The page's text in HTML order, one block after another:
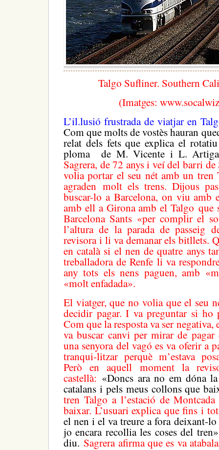
Talgo Sufliner. Southern
(Imatges:
L’il.lusió frustrada de viatjar en
Com que molts de vostès hauran
relat dels fets que explica el
ploma de M. Vicente i L.
Sagrera, de 72 anys i veí del barri
volia portar el seu nét amb un tren
agraden molt els trens. Dijous
buscar-lo a Barcelona, on viu amb
amb ell a Girona amb el Talgo que
Barcelona Sants «per complir el
l’altura de la parada de passeig
revisora i li va demanar els bitllets.
en català si el nen de quatre anys
treballadora de Renfe li va
any tots els nens paguen, amb
«molt enfadada».
El viatger, que no volia que el seu
decidir pagar. I va preguntar si ho
Com que la resposta va ser negativa,
va buscar canvi per mirar de
una senyora del vagó es va oferir a
tranqui-litzar perquè m’estava
Però en aquell moment la
castellà: «Doncs ara no em dóna
catalans i pels meus collons que
tren Talgo a l’estació de
baixar. L’usuari explica que fins i
el nen i el va treure a fora deixant-lo
jo encara recollia les coses del
diu. Sagrera afirma que es va